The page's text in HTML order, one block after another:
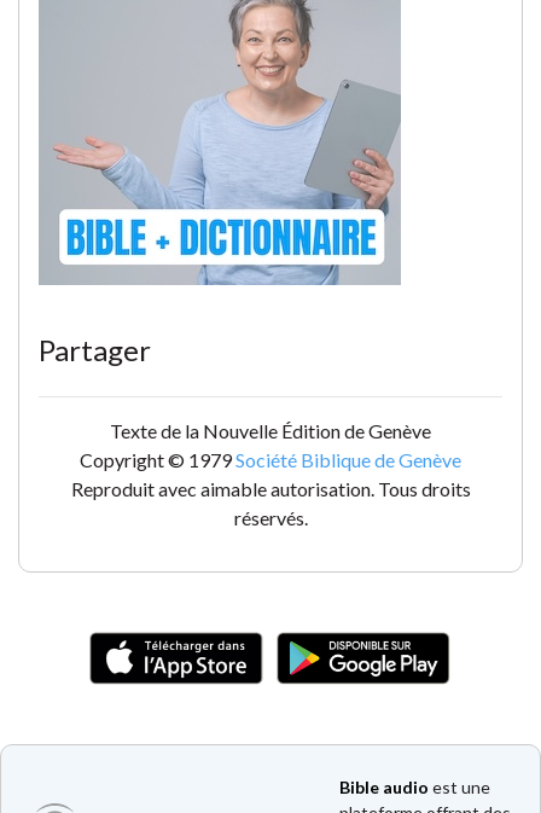
Partager
Texte de la Nouvelle Édition de Genève
Copyright © 1979Société Biblique de Genève
Reproduit avec aimable autorisation. Tous droits
réservés.
Bible audio est une